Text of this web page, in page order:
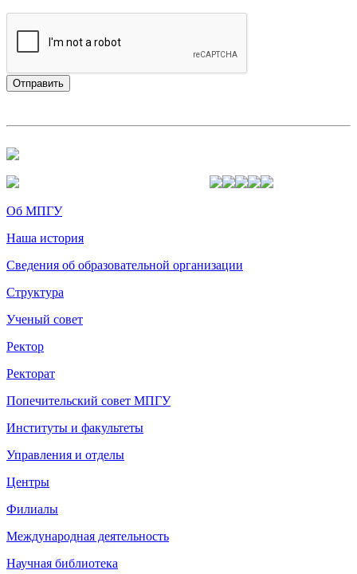
Об МПГУ
Наша история
Сведения об образовательной организации
Структура
Ученый совет
Ректор
Ректорат
Попечительский совет МПГУ
Институты и факультеты
Управления и отделы
Центры
Филиалы
Международная деятельность
Научная библиотека